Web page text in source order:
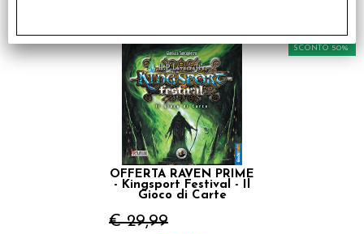
OFFERTA RAVEN PRIME
- Kingsport Festival - Il
Gioco di Carte
€ 29,99
SCONTO 50%